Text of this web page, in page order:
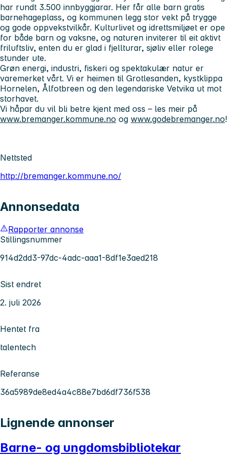
har rundt 3.500 innbyggjarar. Her får alle barn gratis
barnehageplass, og kommunen legg stor vekt på trygge
og gode oppvekstvilkår. Kulturlivet og idrettsmiljøet er ope
for både barn og vaksne, og naturen inviterer til eit aktivt
friluftsliv, enten du er glad i fjellturar, sjøliv eller rolege
stunder ute.
Grøn energi, industri, fiskeri og spektakulær natur er
varemerket vårt. Vi er heimen til Grotlesanden, kystklippa
Hornelen, Ålfotbreen og den legendariske Vetvika ut mot
storhavet.
Vi håpar du vil bli betre kjent med oss – les meir på
www.bremanger.kommune.no og www.godebremanger.no!
Nettsted
http://bremanger.kommune.no/
Annonsedata
Rapporter annonse
Stillingsnummer
914d2dd3-97dc-4adc-aaa1-8df1e3aed218
Sist endret
2. juli 2026
Hentet fra
talentech
Referanse
36a5989de8ed4a4c88e7bd6df736f538
Lignende annonser
Barne- og ungdomsbibliotekar